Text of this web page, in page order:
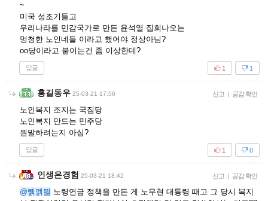
~
미국 성조기들고
우리나라를 민감국가로 만든 윤석열 집회나오는
멍청한 노인네들 이라고 했어야 정상아님?
oo당이라고 붙이는건 좀 이상한데?
답글 1
1
홍길동우 25-03-21 17:56 신고 | 공감 확인
노인복지 조지는 국짐당
노인복지 만드는 민주당
뭔말하려는지 아심?
답글 0
1
인생은경험 25-03-21 18:42 신고 | 공감 확인
@뛝껡믫 노령연금 정책을 만든 게 노무현 대통령 때고 그 당시 복지